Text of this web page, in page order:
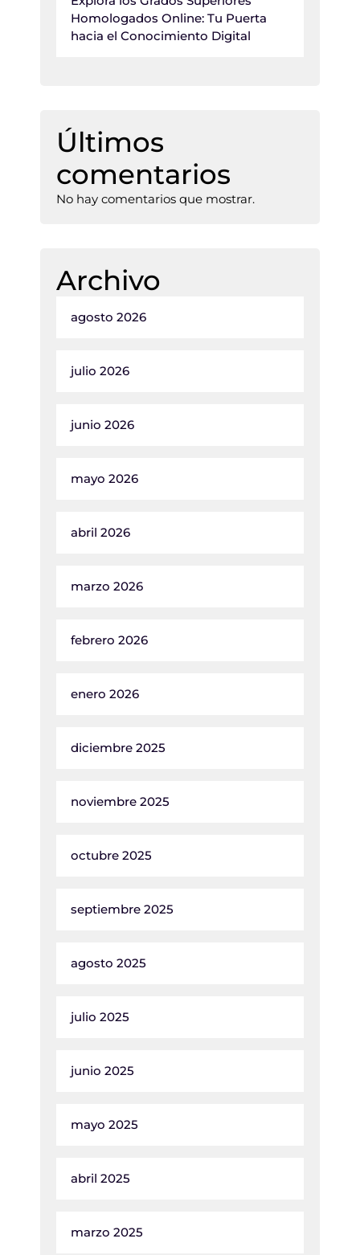
Homologados Online: Tu Puerta
hacia el Conocimiento Digital
Últimos
comentarios
No hay comentarios que mostrar.
Archivo
agosto 2026
julio 2026
junio 2026
mayo 2026
abril 2026
marzo 2026
febrero 2026
enero 2026
diciembre 2025
noviembre 2025
octubre 2025
septiembre 2025
agosto 2025
julio 2025
junio 2025
mayo 2025
abril 2025
marzo 2025